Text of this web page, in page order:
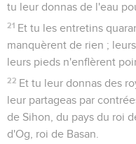
tu leur donnas de l'eau
21 Et tu les entretins
manquèrent de rien ;
leurs pieds n'enflèrent
22 Et tu leur donnas des
leur partageas par
de Sihon, du pays du roi
d'Og, roi de Basan.